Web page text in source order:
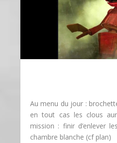
Au menu du jour :
en tout cas les clous
mission : finir d’enlever
chambre blanche (cf plan)